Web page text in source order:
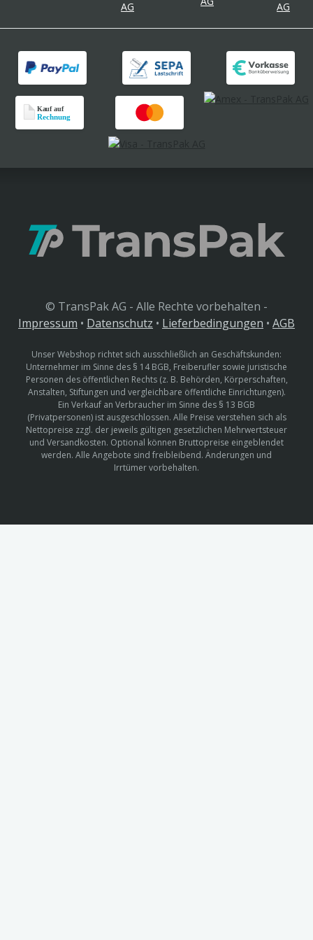
© TransPak AG - Alle Rechte vorbehalten -
Impressum • Datenschutz • Lieferbedingungen • AGB
Unser Webshop richtet sich ausschließlich an Geschäftskunden:
Unternehmer im Sinne des § 14 BGB, Freiberufler sowie juristische
Personen des öffentlichen Rechts (z. B. Behörden, Körperschaften,
Anstalten, Stiftungen und vergleichbare öffentliche Einrichtungen).
Ein Verkauf an Verbraucher im Sinne des § 13 BGB
(Privatpersonen) ist ausgeschlossen. Alle Preise verstehen sich als
Nettopreise zzgl. der jeweils gültigen gesetzlichen Mehrwertsteuer
und Versandkosten. Optional können Bruttopreise eingeblendet
werden. Alle Angebote sind freibleibend. Änderungen und
Irrtümer vorbehalten.